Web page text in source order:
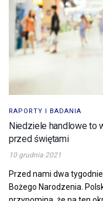
RAPORTY I BADANIA
Niedziele handlowe to
przed świętami
10 grudnia 2021
Przed nami dwa
Bożego Narodzenia.